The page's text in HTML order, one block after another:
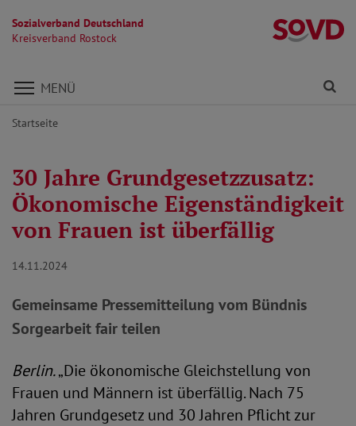
Sozialverband Deutschland
Kreisverband Rostock
Direkt zu den Inhalten springen
MENÜ
Startseite
30 Jahre Grundgesetzzusatz:
Ökonomische Eigenständigkeit
von Frauen ist überfällig
14.11.2024
Gemeinsame Pressemitteilung vom Bündnis
Sorgearbeit fair teilen
Berlin.„Die ökonomische Gleichstellung von
Frauen und Männern ist überfällig. Nach 75
Jahren Grundgesetz und 30 Jahren Pflicht zur